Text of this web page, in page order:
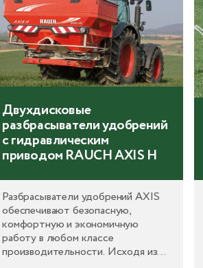
Двухдисковые
разбрасыватели удобрений
с гидравлическим
приводом RAUCH AXIS H
Разбрасыватели удобрений AXIS
обеспечивают безопасную,
комфортную и экономичную
работу в любом классе
производительности. Исходя из